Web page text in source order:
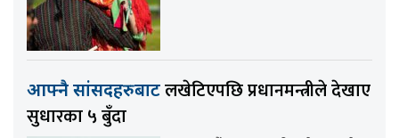
आफ्नै सांसदहरुबाटलखेटिएपछि प्रधानमन्त्रीले देखाए
सुधारका ५ बुँदा